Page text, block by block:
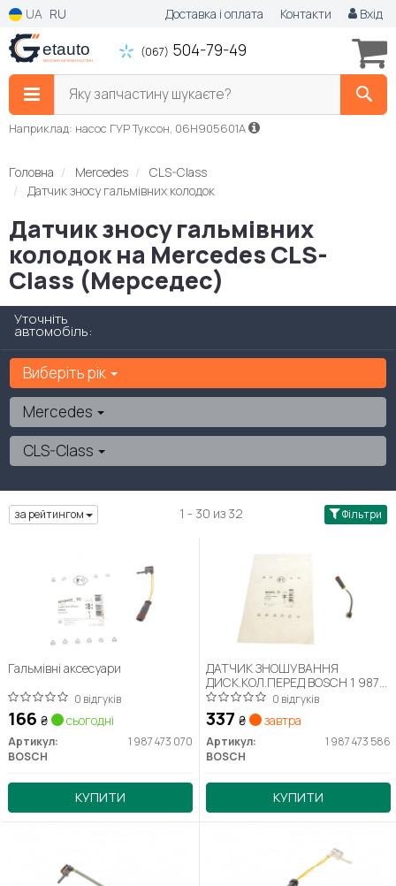
UA RU Доставка і оплата Контакти Вхід
(067) 504-79-49
Яку запчастину шукаєте?
Наприклад: насос ГУР Туксон, 06H905601A
Головна Mercedes
CLS-Class
Датчик зносу гальмівних колодок
Датчик зносу гальмівних
колодок на Mercedes CLS-
Class (Мерседес)
Уточніть
автомобіль:
Виберіть рік
Mercedes
CLS-Class
за рейтингом 1 - 30 из 32 Фільтри
Гальмівні аксесуари
0 відгуків
166 ₴ сьогодні
Артикул:
1 987 473 070
BOSCH
КУПИТИ
ДАТЧИК ЗНОШУВАННЯ
ДИСК.КОЛ.ПЕРЕД BOSCH 1 987
473 586
0 відгуків
337 ₴ завтра
Артикул:
1 987 473 586
BOSCH
КУПИТИ